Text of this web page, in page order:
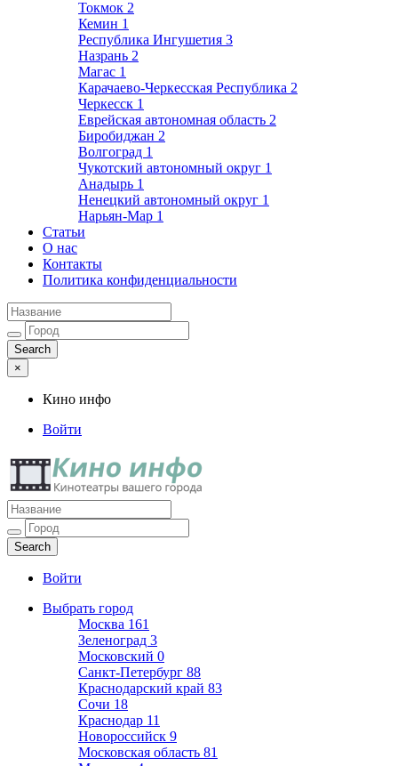
Токмок 2
Кемин 1
Республика Ингушетия 3
Назрань 2
Магас 1
Карачаево-Черкесская Республика 2
Черкесск 1
Еврейская автономная область 2
Биробиджан 2
Волгоград 1
Чукотский автономный округ 1
Анадырь 1
Ненецкий автономный округ 1
Нарьян-Мар 1
Статьи
О нас
Контакты
Политика конфиденциальности
×
Кино инфо
Войти
Кино инфо
Кинотеатры вашего города
Войти
Выбрать город
Москва 161
Зеленоград 3
Московский 0
Санкт-Петербург 88
Краснодарский край 83
Сочи 18
Краснодар 11
Новороссийск 9
Московская область 81